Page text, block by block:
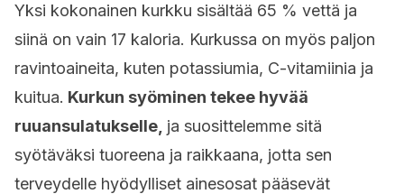
Yksi kokonainen kurkku sisältää 65 % vettä ja
siinä on vain 17 kaloria. Kurkussa on myös paljon
ravintoaineita, kuten potassiumia, C-vitamiinia ja
kuitua. Kurkun syöminen tekee hyvää
ruuansulatukselle, ja suosittelemme sitä
syötäväksi tuoreena ja raikkaana, jotta sen
terveydelle hyödylliset ainesosat pääsevät